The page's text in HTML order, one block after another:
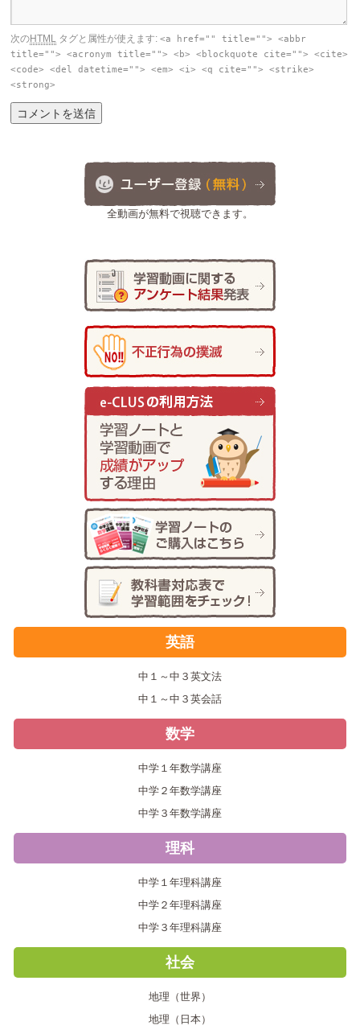
次のHTML タグと属性が使えます:<a href="" title=""> <abbr
title=""> <acronym title=""> <b> <blockquote cite=""> <cite>
<code> <del datetime=""> <em> <i> <q cite=""> <strike>
<strong>
全動画が無料で視聴できます。
英語
中１～中３英文法
中１～中３英会話
数学
中学１年数学講座
中学２年数学講座
中学３年数学講座
理科
中学１年理科講座
中学２年理科講座
中学３年理科講座
社会
地理（世界）
地理（日本）